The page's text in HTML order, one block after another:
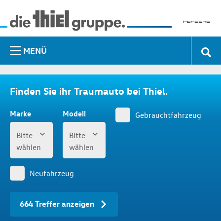
MENÜ
Finden Sie ihr Traumauto bei Thiel.
Marke
Bitte
wählen
Modell
Bitte
wählen
Gebrauchtfahrzeug
Neufahrzeug
664 Treffer anzeigen